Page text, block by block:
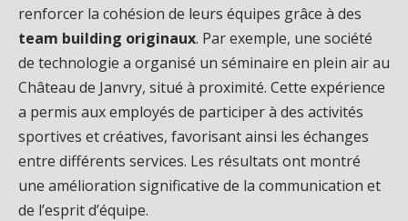
renforcer la cohésion de leurs équipes grâce à des
team building originaux. Par exemple, une société
de technologie a organisé un séminaire en plein air au
Château de Janvry, situé à proximité. Cette expérience
a permis aux employés de participer à des activités
sportives et créatives, favorisant ainsi les échanges
entre différents services. Les résultats ont montré
une amélioration significative de la communication et
de l’esprit d’équipe.